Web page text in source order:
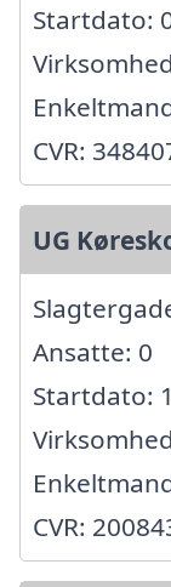
Startdato:
CVR:
UG
Ansatte: 0
Startdato:
CVR: